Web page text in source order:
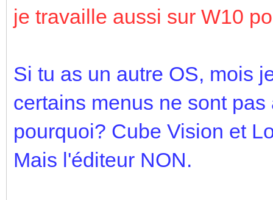
je travaille aussi sur W10
Si tu as un autre OS, mois
certains menus ne sont
pourquoi? Cube Vision et
Mais l'éditeur NON.